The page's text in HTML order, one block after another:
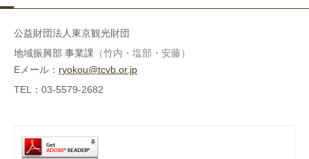
公益財団法人東京観光財団
地域振興部 事業課 （竹内・塩部・安藤）
Eメール： ryokou@tcvb.or.jp
TEL：03-5579-2682